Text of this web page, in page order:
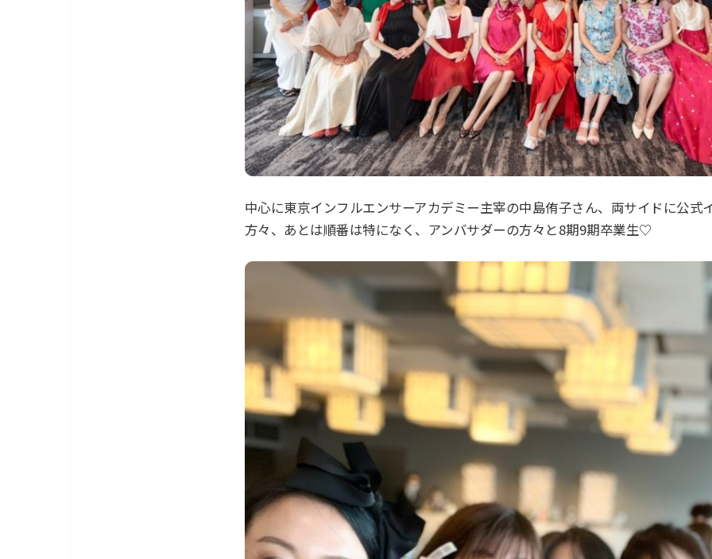
中心に東京インフルエンサーアカデミー主宰の中島侑子さん、両サイドに公式
方々、あとは順番は特になく、アンバサダーの方々と8期9期卒業生♡